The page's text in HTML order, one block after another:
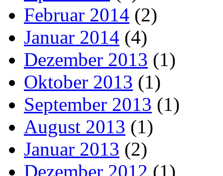
Februar 2014 (2)
Januar 2014 (4)
Dezember 2013 (1)
Oktober 2013 (1)
September 2013 (1)
August 2013 (1)
Januar 2013 (2)
Dezember 2012 (1)